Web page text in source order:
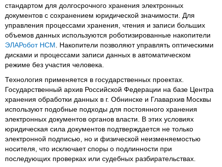
стандартом для долгосрочного хранения электронных
документов с сохранением юридической значимости. Для
управления процессами хранения, чтения и записи больших
объемов данных используются роботизированные накопители
ЭЛАРобот НСМ . Накопители позволяют управлять оптическими
дисками и процессами записи данных в автоматическом
режиме без участия человека.
Технология применяется в государственных проектах.
Государственный архив Российской Федерации на базе Центра
хранения обработки данных в г. Обнинске и Главархив Москвы
используют подобные подходы для постоянного хранения
электронных документов органов власти. В этих условиях
юридическая сила документов подтверждается не только
электронной подписью, но и физической неизменяемостью
носителя, что исключает споры о подлинности при
последующих проверках или судебных разбирательствах.